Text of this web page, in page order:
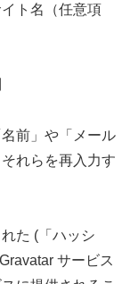
ト名（任意項
前」や「メール
れらを再入力す
た (「ハッシ
サービス